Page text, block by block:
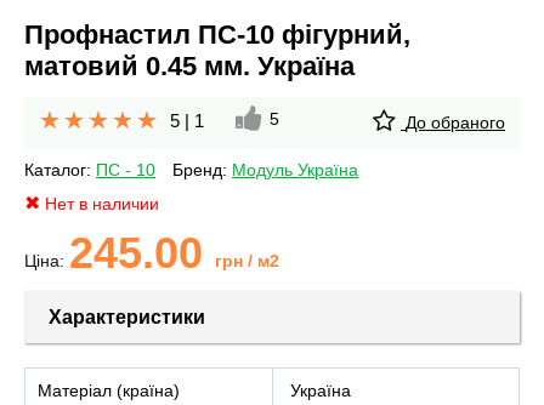
Профнастил ПС-10 фігурний,
матовий 0.45 мм. Україна
5 | 1 5 До обраного
Каталог: ПС - 10 Бренд: Модуль Україна
Нет в наличии
Ціна: 245.00 грн / м2
Характеристики
Матеріал (країна) Україна